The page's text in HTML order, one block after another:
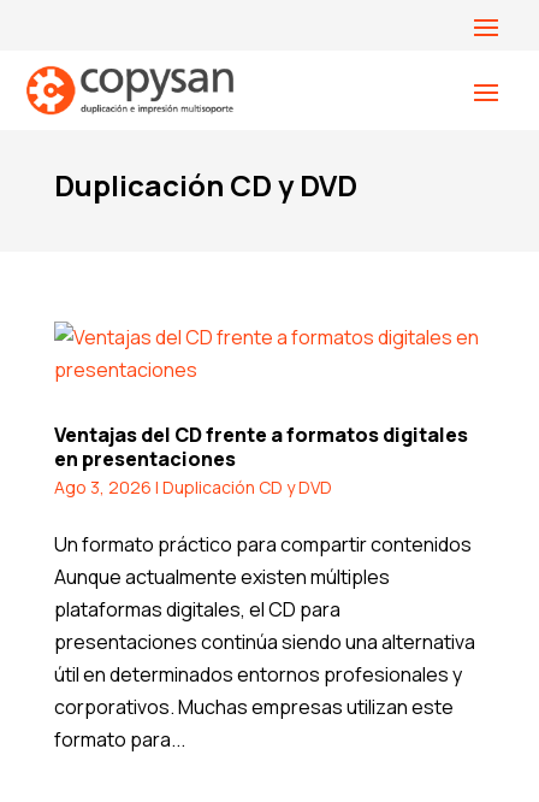
Duplicación CD y DVD
Ventajas del CD frente a formatos digitales
en presentaciones
Ago 3, 2026 | Duplicación CD y DVD
Un formato práctico para compartir contenidos
Aunque actualmente existen múltiples
plataformas digitales, el CD para
presentaciones continúa siendo una alternativa
útil en determinados entornos profesionales y
corporativos. Muchas empresas utilizan este
formato para...